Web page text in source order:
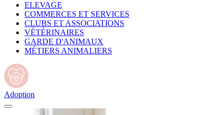
ELEVAGE
COMMERCES ET SERVICES
CLUBS ET ASSOCIATIONS
VÉTÉRINAIRES
GARDE D'ANIMAUX
MÉTIERS ANIMALIERS
Adoption